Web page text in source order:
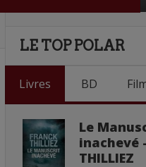
LE TOP POLAR
Livres BD
Le
inachevé
THILLIEZ